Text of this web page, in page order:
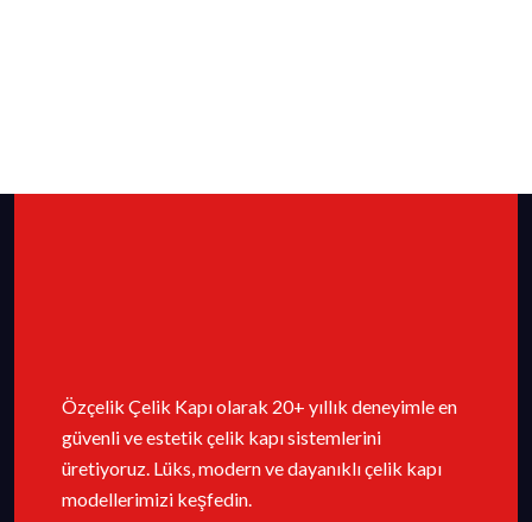
Özçelik Çelik Kapı olarak 20+ yıllık deneyimle en
güvenli ve estetik çelik kapı sistemlerini
üretiyoruz. Lüks, modern ve dayanıklı çelik kapı
modellerimizi keşfedin.